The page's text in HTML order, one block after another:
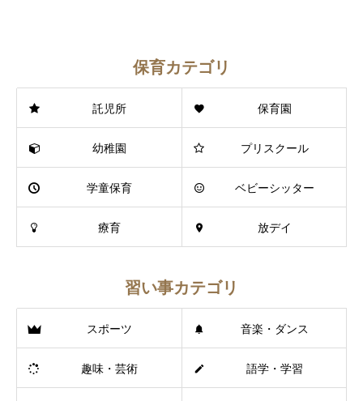
保育カテゴリ
託児所 保育園
幼稚園 プリスクール
学童保育 ベビーシッター
療育 放デイ
習い事カテゴリ
スポーツ 音楽・ダンス
趣味・芸術 語学・学習